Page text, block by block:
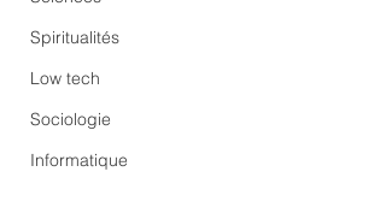
Spiritualités
Low tech
Sociologie
Informatique